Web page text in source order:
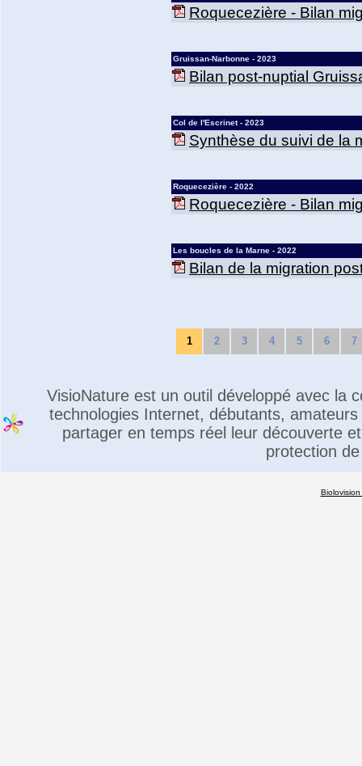
Roquecezière - Bilan
Gruissan-Narbonne - 2023
Bilan post-nuptial
Col de l'Escrinet - 2023
Synthèse du suivi de la
Roquecezière - 2022
Roquecezière - Bilan
Les boucles de la Marne - 2022
Bilan de la migration
1 2 3 4 5 6 7
VisioNature est un outil développé avec la
technologies Internet, débutants,
partager en temps réel leur découverte
protection
Biolovision